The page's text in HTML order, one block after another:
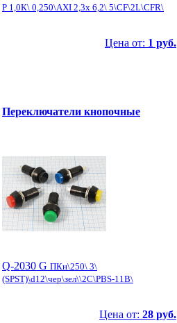
Р 1,0К\ 0,250\AXI 2,3x 6,2\ 5\CF\2L\CFR\
Цена от: 1 руб.
Переключатели кнопочные
Q-2030 G ПКн\250\ 3\
(SPST)\d12\чер\зел\\2C\PBS-11B\
Цена от: 28 руб.